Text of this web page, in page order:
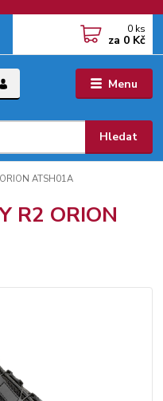
Menu
Hledat
0 ks
za 0 Kč
ATSH01A
R2 ORION